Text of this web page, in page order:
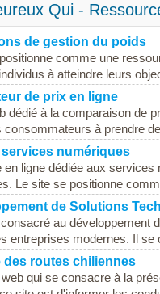
Qui -
de gestion du poids
comme une
à atteindre leurs
de prix en ligne
dédié à la comparaison de
consommateurs à prendre
services numériques
en ligne dédiée aux
Le site se positionne
de Solutions
au développement
entreprises modernes. Il se
des routes chiliennes
qui se consacre à la